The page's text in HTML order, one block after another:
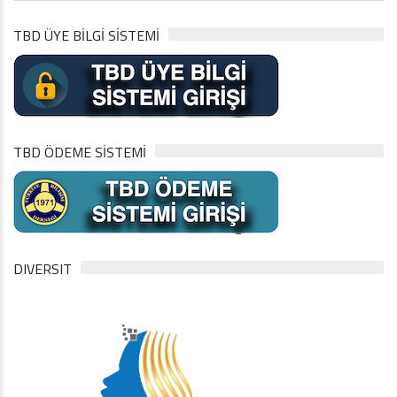
TBD ÜYE BİLGİ SİSTEMİ
TBD ÖDEME SİSTEMİ
DIVERSIT